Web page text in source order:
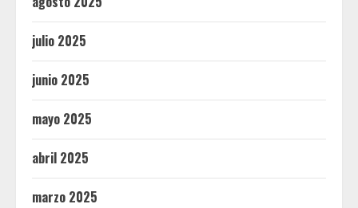
julio 2025
junio 2025
mayo 2025
abril 2025
marzo 2025